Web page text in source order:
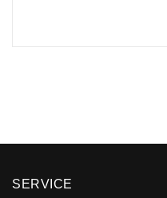
SERVICE